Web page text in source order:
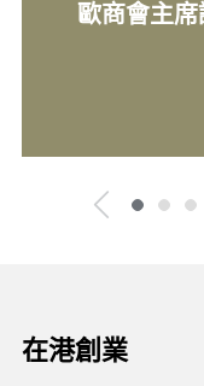
歐商會主
在港創業